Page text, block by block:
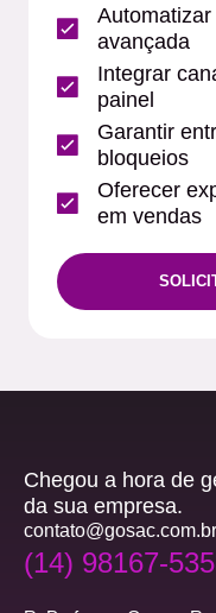
avançada
Integrar
painel
Garantir
bloqueios
Oferecer
em vendas
Chegou a hora de
da sua empresa.
contato@gosac.com.br
(14) 98167-